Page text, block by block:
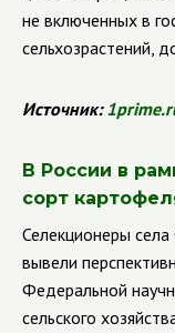
не включенных в
сельхозрастений,
Источник:1prime.
В России в
сорт
Селекционеры
вывели
Федеральной
сельского